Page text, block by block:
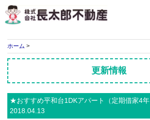
ホーム >
更新情報
★おすすめ平和台1DKアパート（定期借家4
2018.04.13